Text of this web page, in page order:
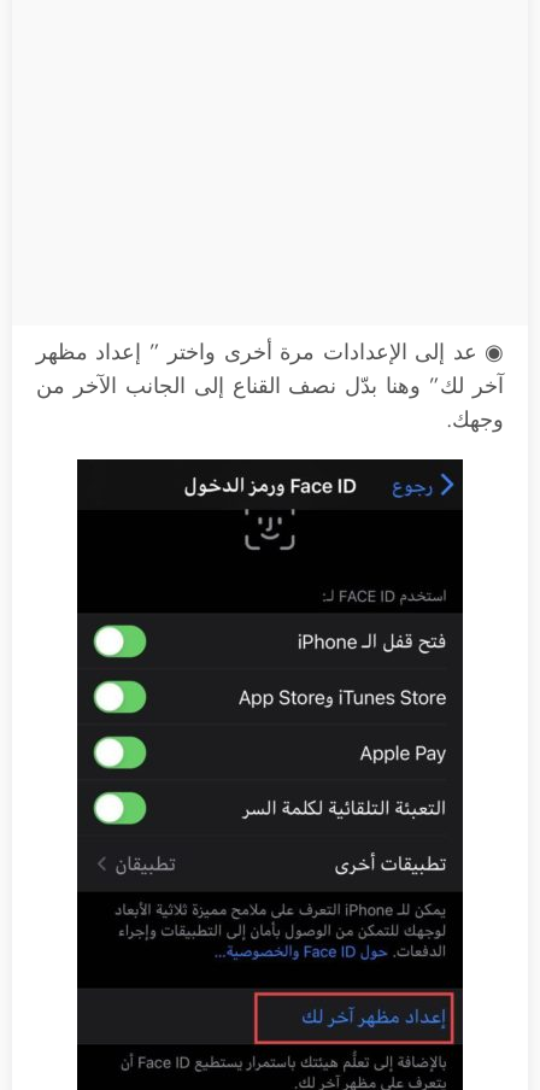
◉ عد إلى الإعدادات مرة أخرى واختر ” إعداد مظهر
آخر لك” وهنا بدّل نصف القناع إلى الجانب الآخر من
وجهك.